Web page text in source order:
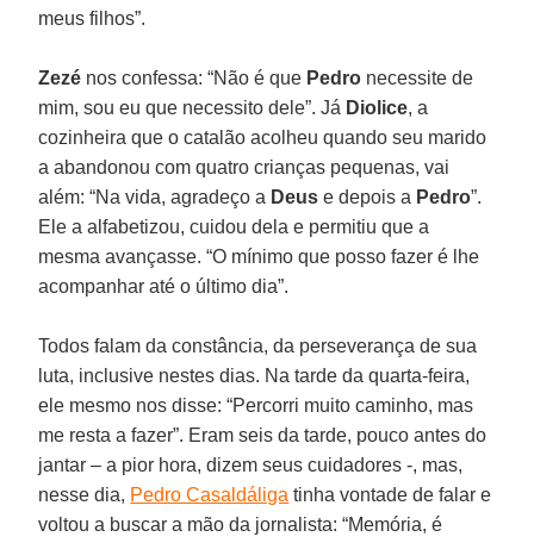
meus filhos”.
Zezé nos confessa: “Não é que Pedro necessite de
mim, sou eu que necessito dele”. Já Diolice, a
cozinheira que o catalão acolheu quando seu marido
a abandonou com quatro crianças pequenas, vai
além: “Na vida, agradeço a Deus e depois a Pedro”.
Ele a alfabetizou, cuidou dela e permitiu que a
mesma avançasse. “O mínimo que posso fazer é lhe
acompanhar até o último dia”.
Todos falam da constância, da perseverança de sua
luta, inclusive nestes dias. Na tarde da quarta-feira,
ele mesmo nos disse: “Percorri muito caminho, mas
me resta a fazer”. Eram seis da tarde, pouco antes do
jantar – a pior hora, dizem seus cuidadores -, mas,
nesse dia, Pedro Casaldáliga tinha vontade de falar e
voltou a buscar a mão da jornalista: “Memória, é